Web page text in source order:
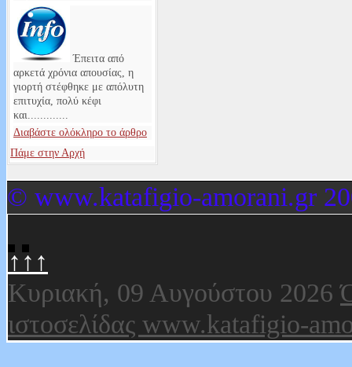
Έπειτα από
αρκετά χρόνια απουσίας, η
γιορτή στέφθηκε με απόλυτη
επιτυχία, πολύ κέφι
και.............
Διαβάστε ολόκληρο το άρθρο
Πάμε στην Αρχή
© www.katafigio-amorani.gr
↑↑↑
Κυριακή, 09 Αυγούστου 2026
ιστοσελίδας www.katafigio-